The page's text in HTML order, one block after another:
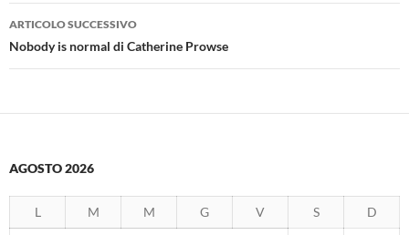
ARTICOLO SUCCESSIVO
Nobody is normal di Catherine Prowse
AGOSTO 2026
L M M G V S D